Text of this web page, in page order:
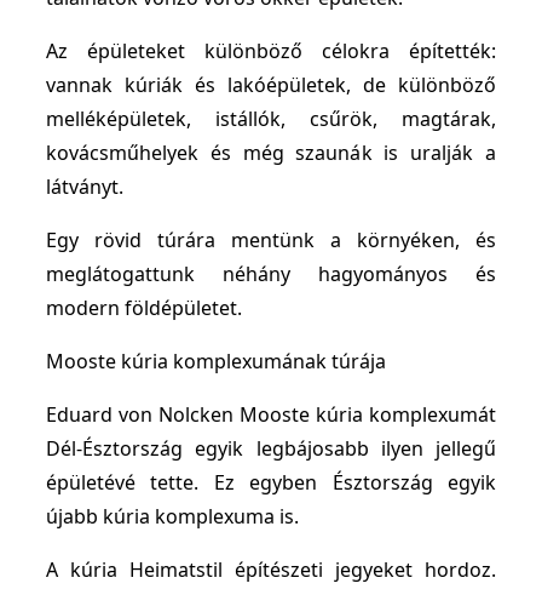
Az épületeket különböző célokra építették:
vannak kúriák és lakóépületek, de különböző
melléképületek, istállók, csűrök, magtárak,
kovácsműhelyek és még szaunák is uralják a
látványt.
Egy rövid túrára mentünk a környéken, és
meglátogattunk néhány hagyományos és
modern földépületet.
Mooste kúria komplexumának túrája
Eduard von Nolcken Mooste kúria komplexumát
Dél-Észtország egyik legbájosabb ilyen jellegű
épületévé tette. Ez egyben Észtország egyik
újabb kúria komplexuma is.
A kúria Heimatstil építészeti jegyeket hordoz.